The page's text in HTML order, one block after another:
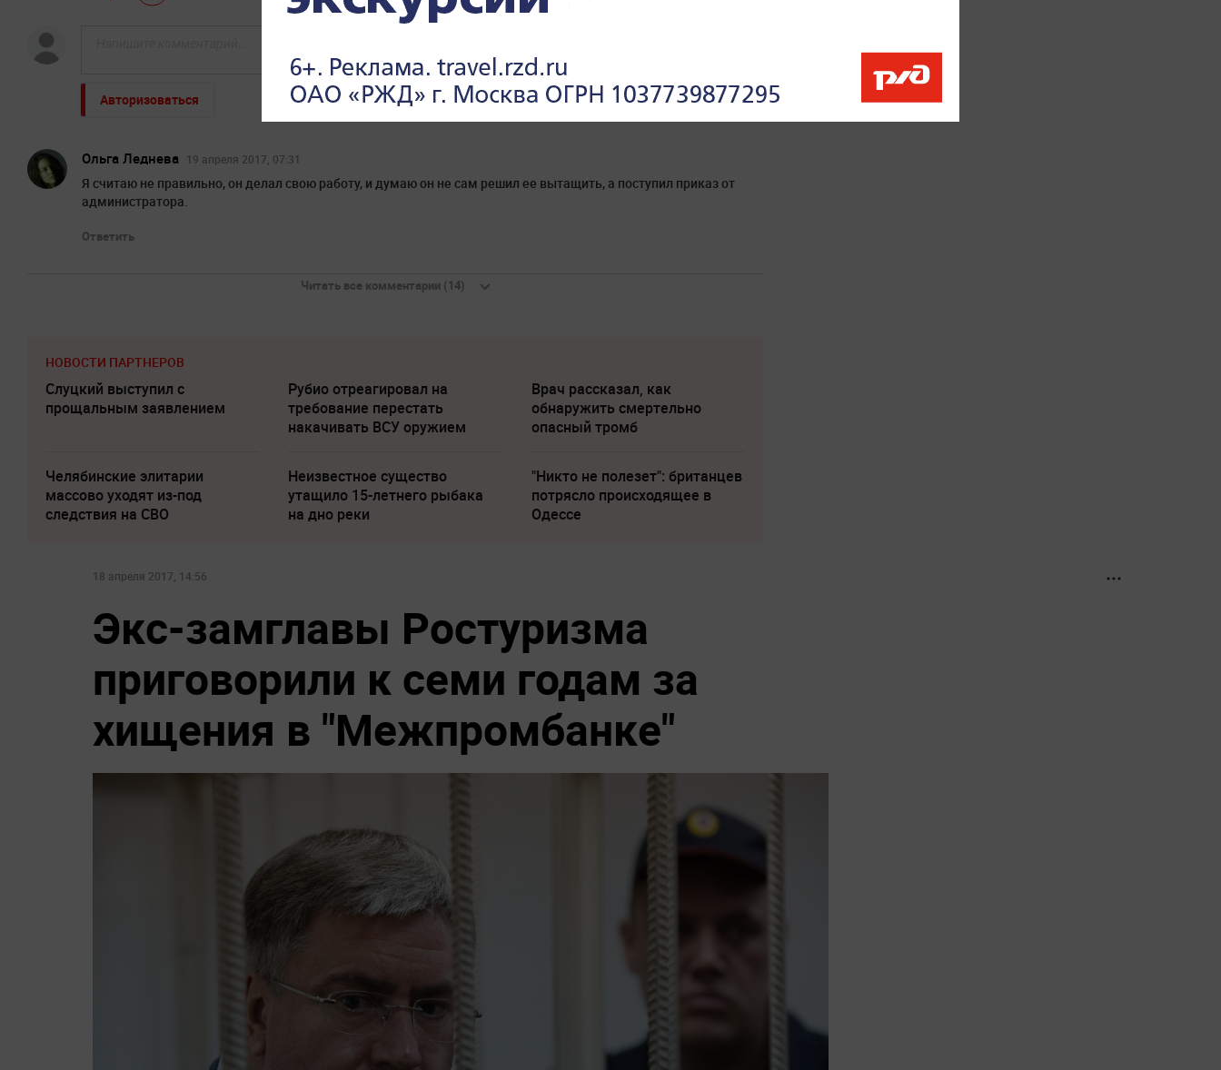
Авторизоваться
Ольга Леднева 19 апреля 2017, 07:31
Я считаю не правильно, он делал свою работу, и думаю он не сам решил ее вытащить, а поступил приказ от
администратора.
Ответить
Читать все комментарии (14)
НОВОСТИ ПАРТНЕРОВ
Слуцкий выступил с
прощальным заявлением
Рубио отреагировал на
требование перестать
накачивать ВСУ оружием
Врач рассказал, как
обнаружить смертельно
опасный тромб
Челябинские элитарии
массово уходят из-под
следствия на СВО
Неизвестное существо
утащило 15-летнего рыбака
на дно реки
"Никто не полезет": британцев
потрясло происходящее в
Одессе
18 апреля 2017, 14:56
Экс-замглавы Ростуризма
приговорили к семи годам за
хищения в "Межпромбанке"